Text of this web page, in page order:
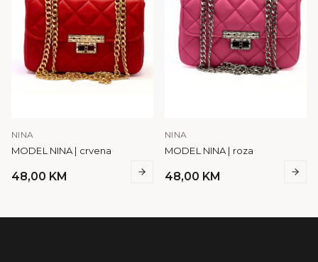
NINA
MODEL NINA | crvena
48,00 KM
NINA
MODEL NINA | roza
48,00 KM